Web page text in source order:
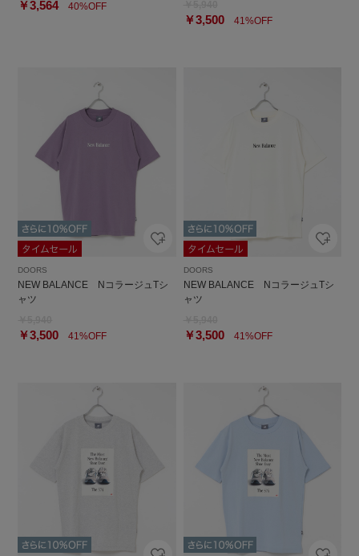
￥3,56440%OFF
￥3,50041%OFF
DOORS
NEW BALANCE NコラージュTシ
ャツ
￥3,500 41%OFF
DOORS
NEW BALANCE NコラージュTシ
ャツ
￥3,50041%OFF